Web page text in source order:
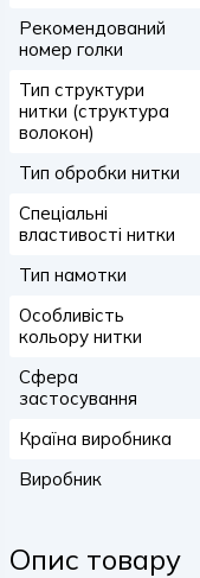
Рекомендований
номер голки
Тип структури
нитки (структура
волокон)
Тип обробки нитки
Спеціальні
властивості нитки
Тип намотки
Особливість
кольору нитки
Сфера
застосування
Країна виробника
Виробник
Опис товару